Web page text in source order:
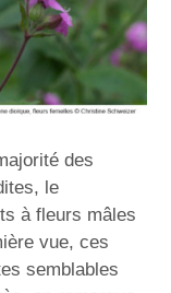
des
le
à fleurs mâles
vue, ces
semblables